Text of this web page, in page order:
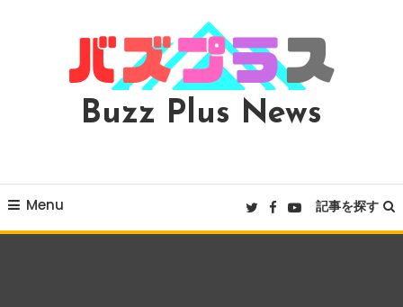
Buzz Plus News
Menu 記事を探す